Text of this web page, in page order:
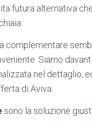
futura alternativa
complementare
Siamo
nel dettaglio,
di Aviva.
sono la soluzione